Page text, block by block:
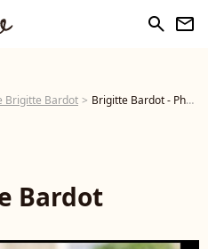
search newsletter
Brigitte Bardot Brigitte Bardot - Photo
Bardot